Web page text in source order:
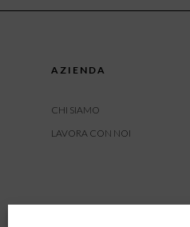
AZIENDA
CHI SIAMO
LAVORA CON NOI